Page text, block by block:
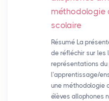
méthodologie
scolaire
Résumé La
de réfléchir sur les
représentations du
l’apprentissage/
une méthodologie
élèves allophones